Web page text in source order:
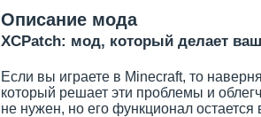
Описание мода
XCPatch: мод, который делает
Если вы играете в Minecraft, то
который решает эти проблемы и
не нужен, но его функционал